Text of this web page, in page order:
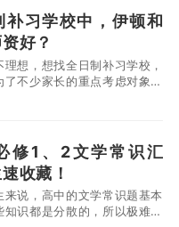
补习学校中，伊顿和
好？
，想找全日制补习学校，
不少家长的重点考虑对象，
日制补习学校中，伊顿和
他们招聘
修1、2文学常识汇
收藏！
说，高中的文学常识题基本
识都是分散的，所以极难形